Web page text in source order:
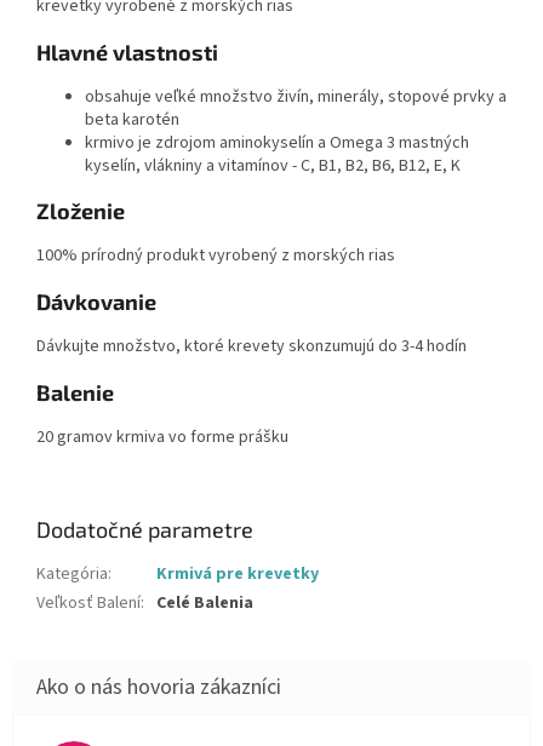
krevetky vyrobené z morských rias
Hlavné vlastnosti
obsahuje veľké množstvo živín, minerály, stopové prvky a
beta karotén
krmivo je zdrojom aminokyselín a Omega 3 mastných
kyselín, vlákniny a vitamínov - C, B1, B2, B6, B12, E, K
Zloženie
100% prírodný produkt vyrobený z morských rias
Dávkovanie
Dávkujte množstvo, ktoré krevety skonzumujú do 3-4 hodín
Balenie
20 gramov krmiva vo forme prášku
Dodatočné parametre
Kategória:
Krmivá pre krevetky
Veľkosť Balení: Celé Balenia